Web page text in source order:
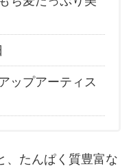
ップアーティス
、たんぱく質豊富な